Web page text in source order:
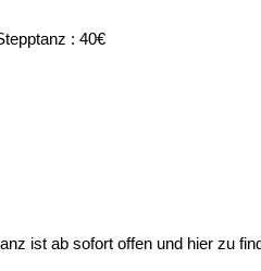
: 40€
ist ab sofort offen und hier zu